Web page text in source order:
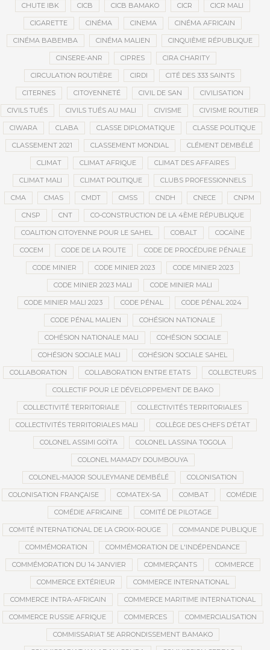
CHUTE IBK CICB CICB BAMAKO CICR CICR MALI
CIGARETTE CINÉMA CINEMA CINÉMA AFRICAIN
CINÉMA BABEMBA CINÉMA MALIEN CINQUIÈME RÉPUBLIQUE
CINSERE-ANR CIPRES CIRA CHARITY
CIRCULATION ROUTIÈRE CIRDI CITÉ DES 333 SAINTS
CITERNES CITOYENNETÉ CIVIL DE SAN CIVILISATION
CIVILS TUÉS CIVILS TUÉS AU MALI CIVISME CIVISME ROUTIER
CIWARA CLABA CLASSE DIPLOMATIQUE CLASSE POLITIQUE
CLASSEMENT 2021 CLASSEMENT MONDIAL CLÉMENT DEMBÉLÉ
CLIMAT CLIMAT AFRIQUE CLIMAT DES AFFAIRES
CLIMAT MALI CLIMAT POLITIQUE CLUBS PROFESSIONNELS
CMA CMAS CMDT CMSS CNDH CNECE CNPM
CNSP CNT CO-CONSTRUCTION DE LA 4ÈME RÉPUBLIQUE
COALITION CITOYENNE POUR LE SAHEL COBALT COCAÏNE
COCEM CODE DE LA ROUTE CODE DE PROCÉDURE PÉNALE
CODE MINIER CODE MINIER 2023 CODE MINIER 2023
CODE MINIER 2023 MALI CODE MINIER MALI
CODE MINIER MALI 2023 CODE PÉNAL CODE PÉNAL 2024
CODE PÉNAL MALIEN COHÉSION NATIONALE
COHÉSION NATIONALE MALI COHÉSION SOCIALE
COHÉSION SOCIALE MALI COHÉSION SOCIALE SAHEL
COLLABORATION COLLABORATION ENTRE ETATS COLLECTEURS
COLLECTIF POUR LE DÉVELOPPEMENT DE BAKO
COLLECTIVITÉ TERRITORIALE COLLECTIVITÉS TERRITORIALES
COLLECTIVITÉS TERRITORIALES MALI COLLÈGE DES CHEFS D’ÉTAT
COLONEL ASSIMI GOÏTA COLONEL LASSINA TOGOLA
COLONEL MAMADY DOUMBOUYA
COLONEL-MAJOR SOULEYMANE DEMBÉLÉ COLONISATION
COLONISATION FRANÇAISE COMATEX-SA COMBAT COMÉDIE
COMÉDIE AFRICAINE COMITÉ DE PILOTAGE
COMITÉ INTERNATIONAL DE LA CROIX-ROUGE COMMANDE PUBLIQUE
COMMÉMORATION COMMÉMORATION DE L'INDÉPENDANCE
COMMÉMORATION DU 14 JANVIER COMMERÇANTS COMMERCE
COMMERCE EXTÉRIEUR COMMERCE INTERNATIONAL
COMMERCE INTRA-AFRICAIN COMMERCE MARITIME INTERNATIONAL
COMMERCE RUSSIE AFRIQUE COMMERCES COMMERCIALISATION
COMMISSARIAT 5E ARRONDISSEMENT BAMAKO